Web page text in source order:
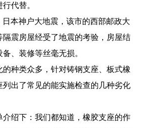
代替。
本神户大地震，该市的西部邮政大
震房屋经受了地震的考验，房屋结
、装修等丝毫无损。
的种类众多，针对铸钢支座、板式橡
列出了常见的能实施检查的几种劣化
介绍下：我们都知道，橡胶支座的作